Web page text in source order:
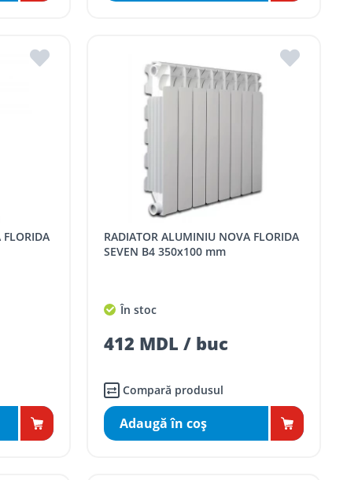
RADIATOR ALUMINIU NOVA FLORIDA
SEVEN B4 350x100 mm
În stoc
412 MDL / buc
Compară produsul
Adaugă în coş